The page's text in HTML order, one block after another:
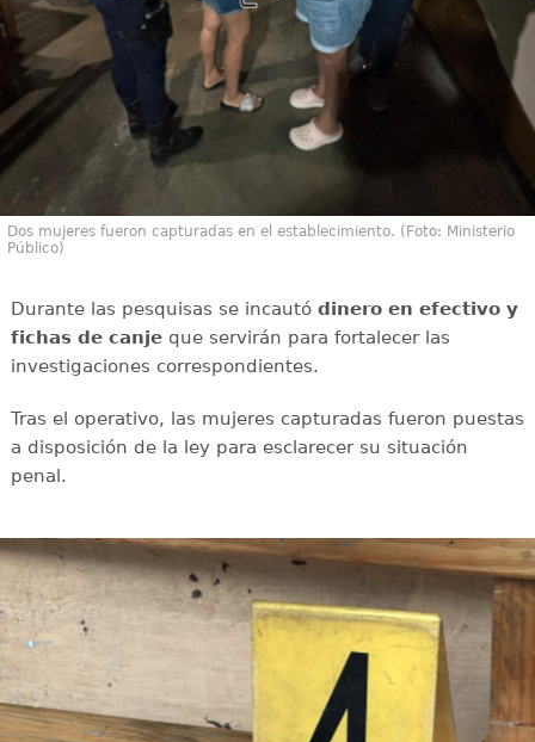
Dos mujeres fueron capturadas en el establecimiento. (Foto: Ministerio
Público)
Durante las pesquisas se incautó dinero en efectivo y
fichas de canjeque servirán para fortalecer las
investigaciones correspondientes.
Tras el operativo, las mujeres capturadas fueron puestas
a disposición de la ley para esclarecer su situación
penal.